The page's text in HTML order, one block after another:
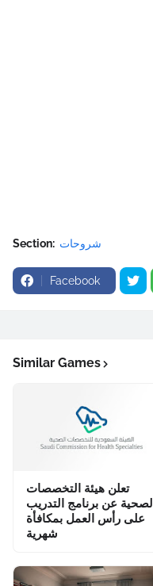
Section: شروحات
Facebook
Similar Games
تعلن هيئة التخصصات
الصحية عن برنامج التدريب
على رأس العمل بمكافأة
شهرية